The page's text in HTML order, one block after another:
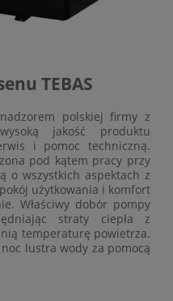
TEBAS
polskiej firmy z
jakość produktu
i pomoc techniczną.
pod kątem pracy przy
o wszystkich aspektach z
użytkowania i komfort
Właściwy dobór pompy
straty ciepła z
temperaturę powietrza.
lustra wody za pomocą